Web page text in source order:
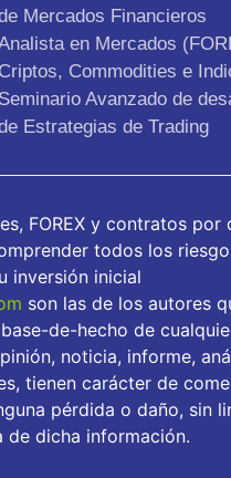
Mercados Financieros
en Mercados
Criptos, Commodities e
Seminario Avanzado de
Estrategias de Trading
FOREX y contratos
todos los
inversión inicial
son las de los autores
de-hecho de
noticia, informe,
tienen carácter de
pérdida o daño,
de dicha información.